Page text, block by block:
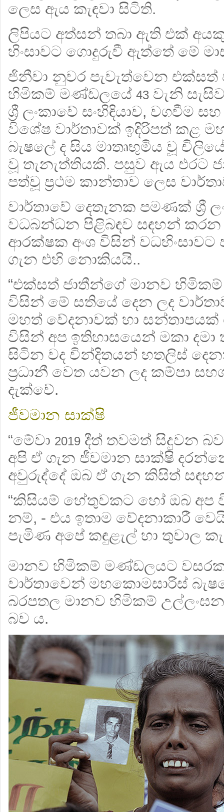
ලෙස ඇය කැඳවා සිටිති.
ලිපියට අත්සන් තබා ඇති එක් අයකු
හිංසාවට ගොදුරුවී ඇත්තේ මේ
ජිනීවා නුවර පැවැත්වෙන එක්සත්
හිමිකම් මණ්ඩලයේ 43 වැනි
ශ්‍රී ලංකාවේ සංහිඳියාව, වගවීම
විශේෂ වාර්තාවක් ඉදිරිපත් කළ
බැෂලේ ද සිය මාතෘභුමිය වූ
වූ තැනැත්තියකි. පසුව ඇය එරට
පත්වූ ප්‍රථම කාන්තාව ලෙස
වාර්තාවේ දෙතැනක පමණක් ශ්‍රී
වධබන්ධන පිළිබඳව සඳහන් කරන
ආරක්ෂක අංශ විසින් වධහිංසාවට
ගැන එහි නොකියයි..
“එක්සත් ජාතීන්ගේ මානව
විසින් මේ සතියේ දෙන ලද
මහත් වේදනාවක් හා
විසින් අප ඉතිහාසයෙන් මකා දමා
සිටින වද වින්දිතයන් හතලිස්
ප්‍රධානී වෙත යවන ලද කම්පා
දැක්වේ.
ජීවමාන සාක්ෂි
“මේවා 2019 දීත් තවමත් සිදුවන
අපි ඒ ගැන ජීවමාන සාක්ෂි
අවුරුද්දේ ඔබ ඒ ගැන කිසිත්
“කිසියම් හේතුවකට හෝ ඔබ
නම්, - එය ඉතාම වේදනාකාරී
පැමිණ අපේ කඳුළැල් හා තුවාල
මානව හිමිකම් මණ්ඩලයට
වාර්තාවෙන් මහකොමසාරිස්
බරපතල මානව හිමිකම්
බව ය.